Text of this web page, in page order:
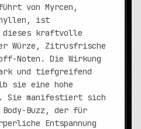
von Myrcen,
ist
kraftvolle
Würze, Zitrusfrische
Noten. Die Wirkung
und tiefgreifend
sie eine hohe
Sie manifestiert sich
Buzz, der für
Entspannung